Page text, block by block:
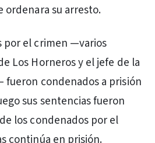
ordenara su arresto.
por el crimen —varios
Los Horneros y el jefe de la
fueron condenados a prisión
sus sentencias fueron
los condenados por el
continúa en prisión.